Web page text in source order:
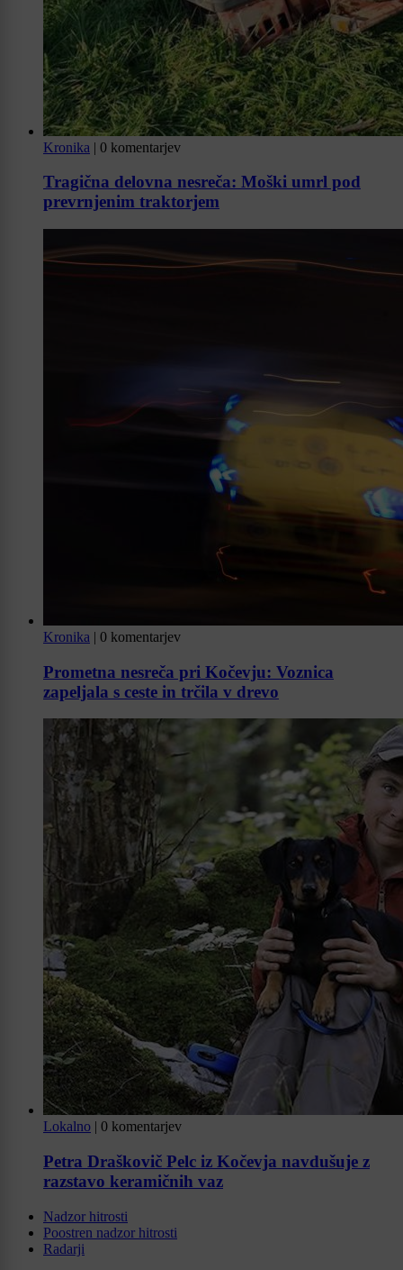
Kronika | 0 komentarjev
Tragična delovna nesreča: Moški umrl pod
prevrnjenim traktorjem
Kronika | 0 komentarjev
Prometna nesreča pri Kočevju: Voznica
zapeljala s ceste in trčila v drevo
Lokalno | 0 komentarjev
Petra Draškovič Pelc iz Kočevja navdušuje z
razstavo keramičnih vaz
Nadzor hitrosti
Poostren nadzor hitrosti
Radarji